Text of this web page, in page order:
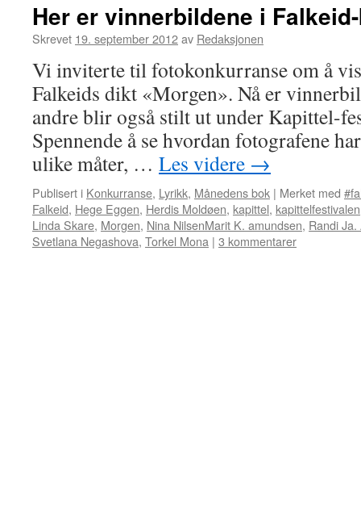
Her er vinnerbildene i
Skrevet 19. september 2012av Redaksjonen
Vi inviterte til fotokonkurranse om å
Falkeids dikt «Morgen». Nå er
andre blir også stilt ut under Kapittel-
Spennende å se hvordan fotografene
ulike måter, … Les videre →
Publisert i Konkurranse, Lyrikk, Månedens bok | Merket med
Falkeid, Hege Eggen, Herdis Moldøen, kapittel, kapittelfestivalen
Linda Skare, Morgen, Nina NilsenMarit K. amundsen, Randi
Svetlana Negashova, Torkel Mona | 3 kommentarer